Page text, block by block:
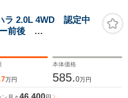
ラ 2.0L 4WD 認定中
前後
クカメラ サイドカ
ヒーター ステアリ
7万円
本体価格
585.0万円